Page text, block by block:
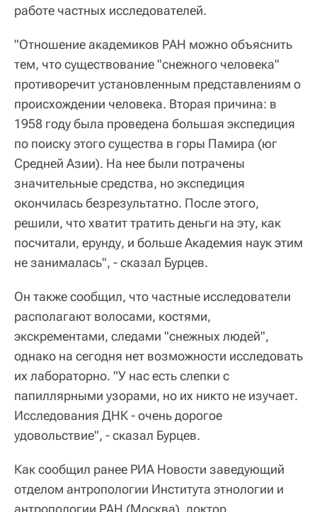
работе частных исследователей.
"Отношение академиков РАН можно объяснить
тем, что существование "снежного человека"
противоречит установленным представлениям о
происхождении человека. Вторая причина: в
1958 году была проведена большая экспедиция
по поиску этого существа в горы Памира (юг
Средней Азии). На нее были потрачены
значительные средства, но экспедиция
окончилась безрезультатно. После этого,
решили, что хватит тратить деньги на эту, как
посчитали, ерунду, и больше Академия наук этим
не занималась", - сказал Бурцев.
Он также сообщил, что частные исследователи
располагают волосами, костями,
экскрементами, следами "снежных людей",
однако на сегодня нет возможности исследовать
их лабораторно. "У нас есть слепки с
папиллярными узорами, но их никто не изучает.
Исследования ДНК - очень дорогое
удовольствие", - сказал Бурцев.
Как сообщил ранее РИА Новости заведующий
отделом антропологии Института этнологии и
антропологии РАН (Москва), доктор